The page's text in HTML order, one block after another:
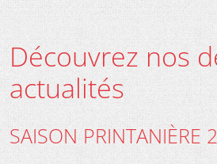
Découvrez nos
actualités
SAISON PRINTANIÈRE